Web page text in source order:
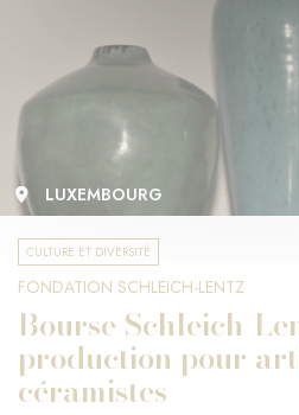
LUXEMBOURG
CULTURE ET DIVERSITÉ
FONDATION SCHLEICH-LENTZ
Bourse Schleich-
production pour
céramistes